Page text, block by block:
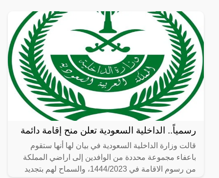
فارقت
رسمياً.. الداخلية السعودية تعلن منح إقامة دائمة
قالت وزارة الداخلية السعودية في بيان لها أنها ستقوم
باعفاء مجموعة محددة من الوافدين إلى اراضي المملكة
من رسوم الاقامة في 1444/2023، والسماح لهم بتجديد